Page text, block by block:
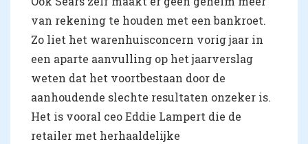
van rekening te houden met een bankroet.
Zo liet het warenhuisconcern vorig jaar in
een aparte aanvulling op het jaarverslag
weten dat het voortbestaan door de
aanhoudende slechte resultaten onzeker is.
Het is vooral ceo Eddie Lampert die de
retailer met herhaaldelijke